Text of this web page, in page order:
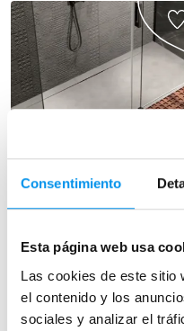
Consentimiento
Esta página web usa
Las cookies de este sitio
el contenido y los
sociales y analizar el
Plato de ducha de resina
Textura espatulado a medida
192,04€ 325,49€
desde 64,01€/mes